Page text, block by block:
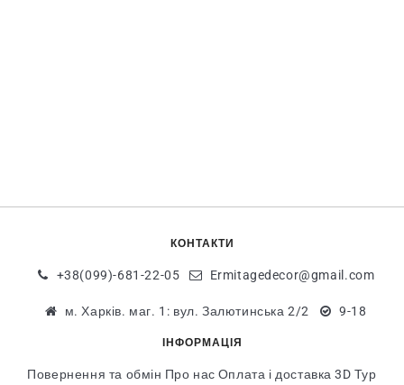
КОНТАКТИ
+38(099)-681-22-05 Ermitagedecor@gmail.com
м. Харків. маг. 1: вул. Залютинська 2/2 9-18
ІНФОРМАЦІЯ
Повернення та обмін Про нас Оплата і доставка 3D Тур